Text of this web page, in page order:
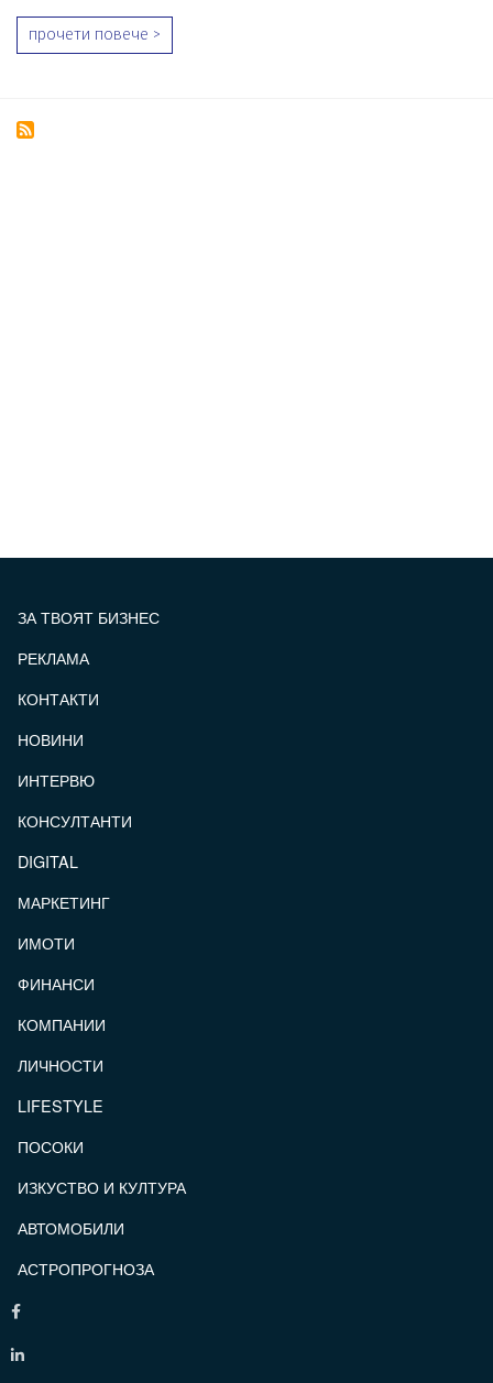
прочети повече >
ЗА ТВОЯТ БИЗНЕС
РЕКЛАМА
КОНТАКТИ
НОВИНИ
ИНТЕРВЮ
КОНСУЛТАНТИ
DIGITAL
МАРКЕТИНГ
ИМОТИ
ФИНАНСИ
КОМПАНИИ
ЛИЧНОСТИ
LIFESTYLE
ПОСОКИ
ИЗКУСТВО И КУЛТУРА
АВТОМОБИЛИ
АСТРОПРОГНОЗА